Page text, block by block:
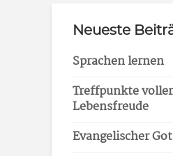
Neueste
Sprachen lernen
Treffpunkte voller
Lebensfreude
Evangelischer